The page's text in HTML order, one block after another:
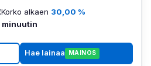
Korko alkaen 30,00 %
minuutin
Hae lainaa MAINOS